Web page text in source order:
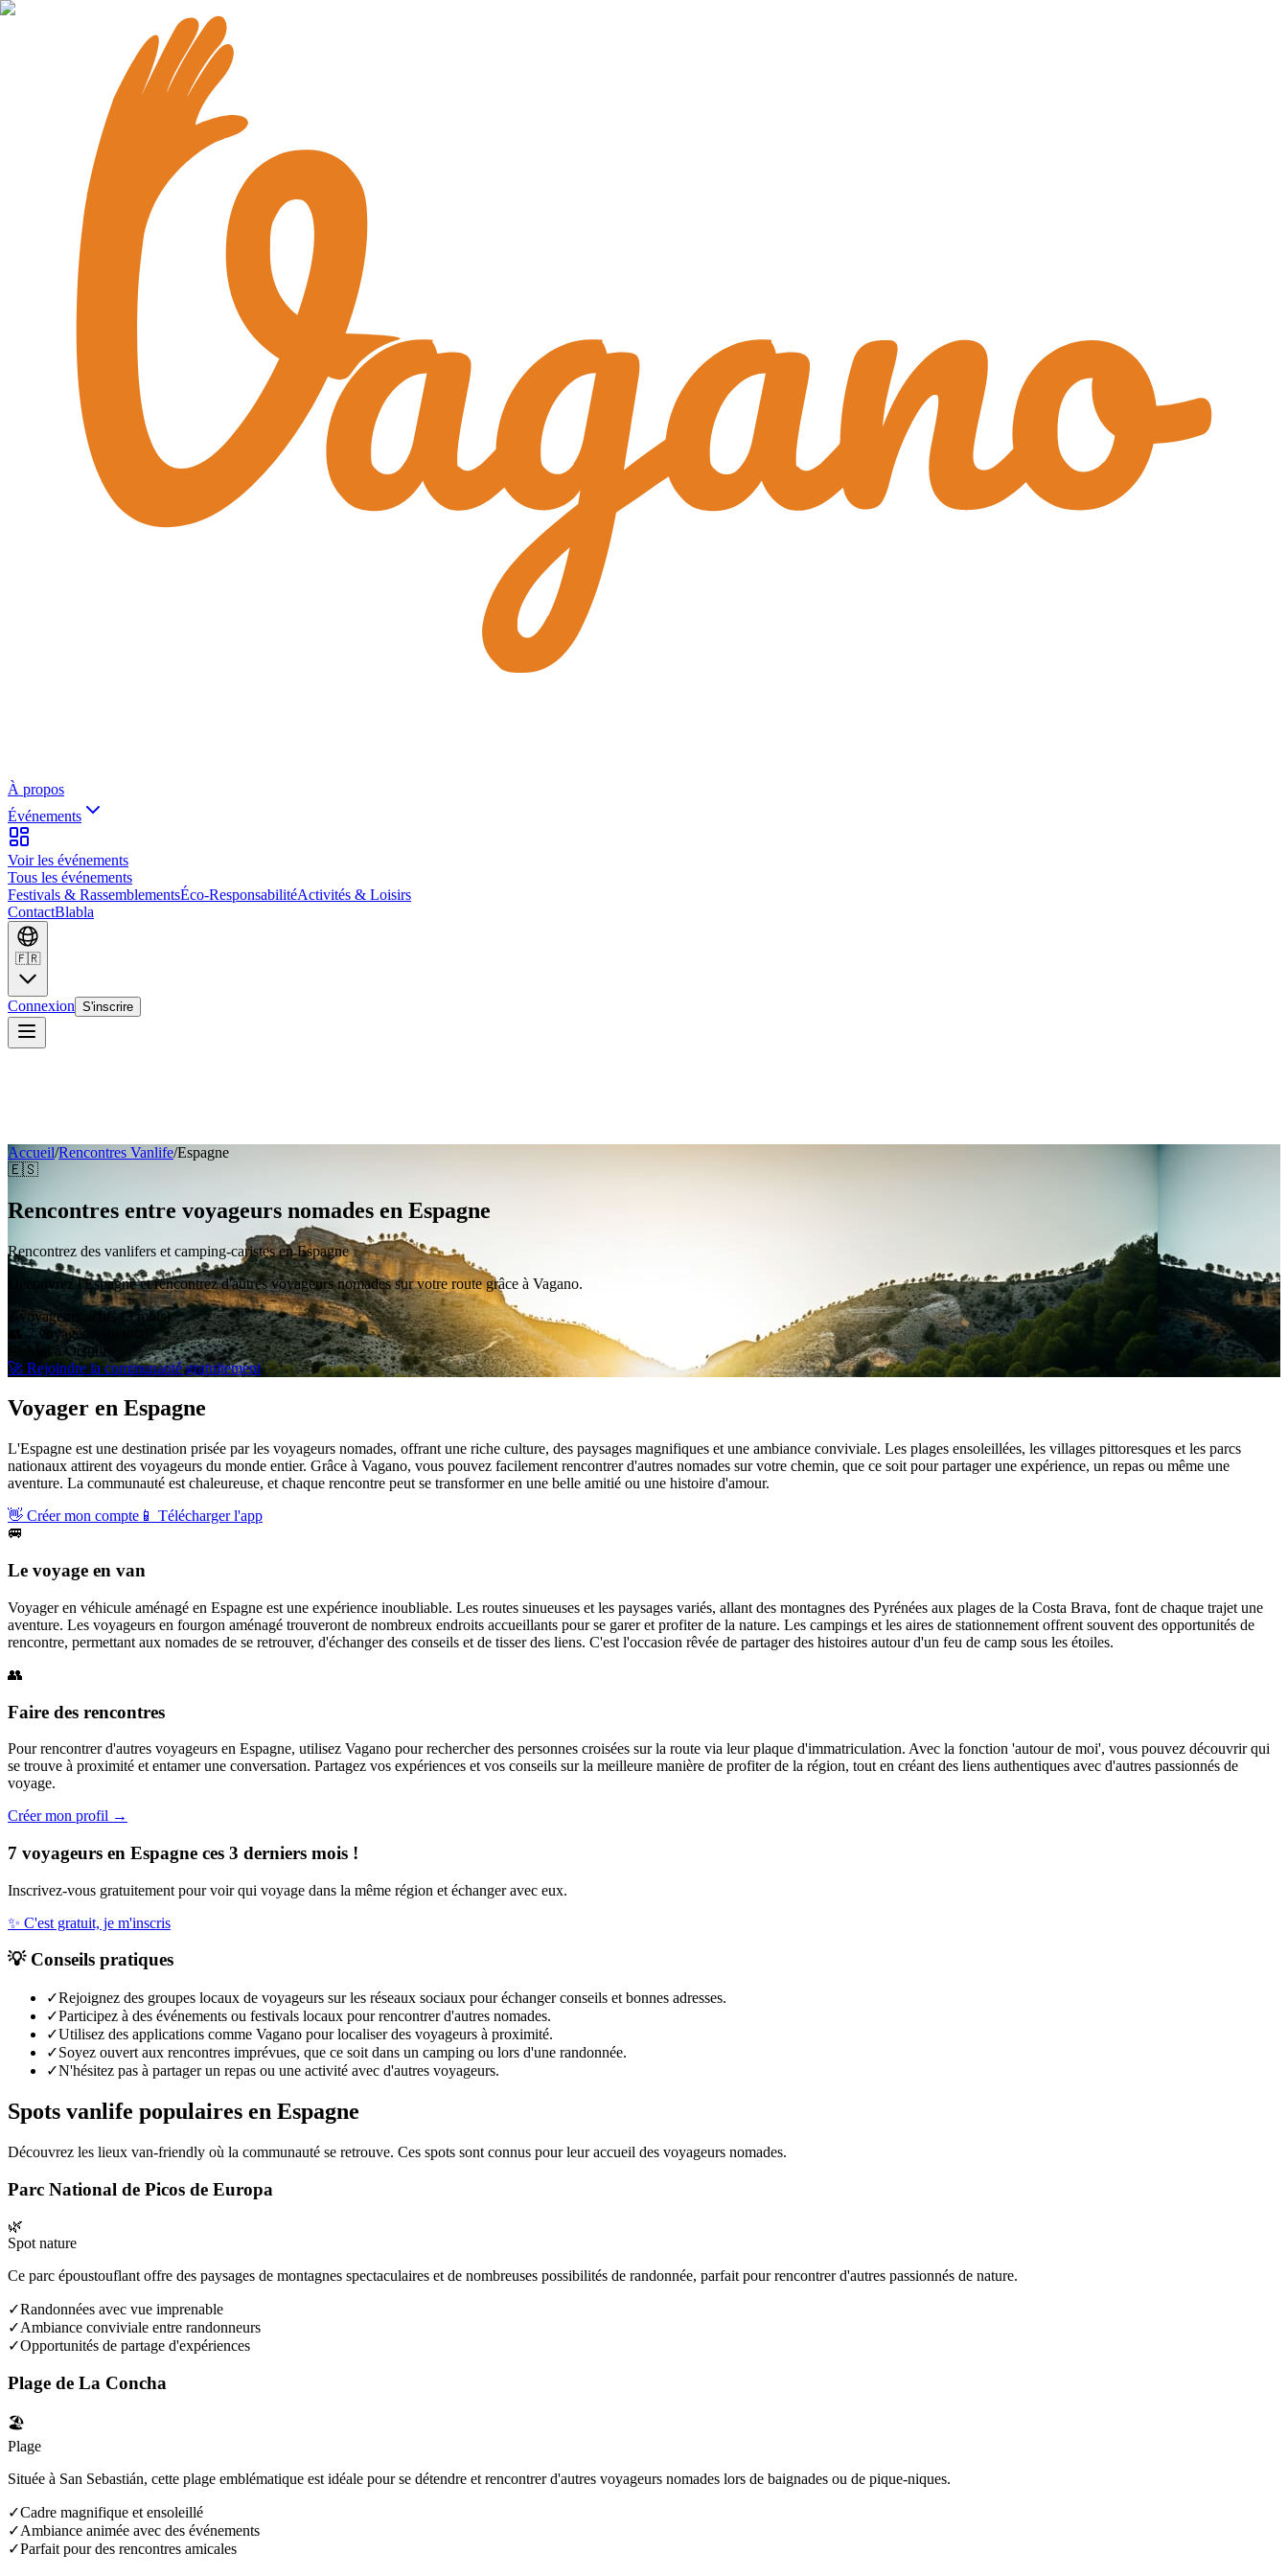
À propos
Événements
Voir les événements
Tous les événements
Festivals & RassemblementsÉco-ResponsabilitéActivités & Loisirs
ContactBlabla
🇫🇷
Connexion S'inscrire
Accueil/Rencontres Vanlife/Espagne
🇪🇸
Rencontres entre voyageurs nomades en Espagne
Rencontrez des vanlifers et camping-caristes enEspagne
Découvrez l'Espagne et rencontrez d'autres voyageurs nomades sur votre route grâce à Vagano.
voyageur actifs(3 mois)
👥7 voyageurs au total
Mai à Octobre
🚀 Rejoindre la communauté gratuitement
Voyager en Espagne
L'Espagne est une destination prisée par les voyageurs nomades, offrant une riche culture, des paysages magnifiques et une ambiance conviviale. Les plages ensoleillées, les villages pittoresques et les parcs
nationaux attirent des voyageurs du monde entier. Grâce à Vagano, vous pouvez facilement rencontrer d'autres nomades sur votre chemin, que ce soit pour partager une expérience, un repas ou même une
aventure. La communauté est chaleureuse, et chaque rencontre peut se transformer en une belle amitié ou une histoire d'amour.
👋 Créer mon compte 📱 Télécharger l'app
🚐
Le voyage en van
Voyager en véhicule aménagé en Espagne est une expérience inoubliable. Les routes sinueuses et les paysages variés, allant des montagnes des Pyrénées aux plages de la Costa Brava, font de chaque trajet une
aventure. Les voyageurs en fourgon aménagé trouveront de nombreux endroits accueillants pour se garer et profiter de la nature. Les campings et les aires de stationnement offrent souvent des opportunités de
rencontre, permettant aux nomades de se retrouver, d'échanger des conseils et de tisser des liens. C'est l'occasion rêvée de partager des histoires autour d'un feu de camp sous les étoiles.
👥
Faire des rencontres
Pour rencontrer d'autres voyageurs en Espagne, utilisez Vagano pour rechercher des personnes croisées sur la route via leur plaque d'immatriculation. Avec la fonction 'autour de moi', vous pouvez découvrir qui
se trouve à proximité et entamer une conversation. Partagez vos expériences et vos conseils sur la meilleure manière de profiter de la région, tout en créant des liens authentiques avec d'autres passionnés de
voyage.
Créer mon profil →
7 voyageurs en Espagne ces 3 derniers mois !
Inscrivez-vous gratuitement pour voir qui voyage dans la même région et échanger avec eux.
✨ C'est gratuit, je m'inscris
💡Conseils pratiques
✓Rejoignez des groupes locaux de voyageurs sur les réseaux sociaux pour échanger conseils et bonnes adresses.
✓Participez à des événements ou festivals locaux pour rencontrer d'autres nomades.
✓Utilisez des applications comme Vagano pour localiser des voyageurs à proximité.
✓Soyez ouvert aux rencontres imprévues, que ce soit dans un camping ou lors d'une randonnée.
✓N'hésitez pas à partager un repas ou une activité avec d'autres voyageurs.
Spots vanlife populaires en Espagne
Découvrez les lieux van-friendly où la communauté se retrouve. Ces spots sont connus pour leur accueil des voyageurs nomades.
Parc National de Picos de Europa
🌿
Spot nature
Ce parc époustouflant offre des paysages de montagnes spectaculaires et de nombreuses possibilités de randonnée, parfait pour rencontrer d'autres passionnés de nature.
✓Randonnées avec vue imprenable
✓Ambiance conviviale entre randonneurs
✓Opportunités de partage d'expériences
Plage de La Concha
🏖️
Plage
Située à San Sebastián, cette plage emblématique est idéale pour se détendre et rencontrer d'autres voyageurs nomades lors de baignades ou de pique-niques.
✓Cadre magnifique et ensoleillé
✓Ambiance animée avec des événements
✓Parfait pour des rencontres amicales